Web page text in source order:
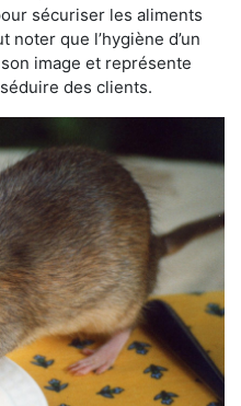
sécuriser les aliments
noter que l’hygiène d’un
image et représente
des clients.